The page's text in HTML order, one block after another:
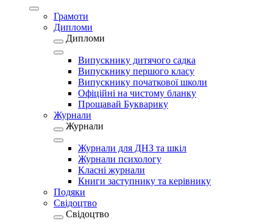
Грамоти
Дипломи
Дипломи
Випускнику дитячого садка
Випускнику першого класу
Випускнику початкової школи
Офіційні на чистому бланку
Прощавай Букварику
Журнали
Журнали
Журнали для ДНЗ та шкіл
Журнали психологу
Класні журнали
Книги заступнику та керівнику
Подяки
Свідоцтво
Свідоцтво